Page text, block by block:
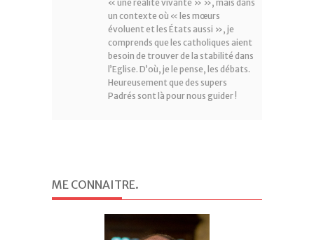
« une réalité vivante » », mais dans
un contexte où « les mœurs
évoluent et les États aussi », je
comprends que les catholiques aient
besoin de trouver de la stabilité dans
l’Eglise. D’où, je le pense, les débats.
Heureusement que des supers
Padrés sont là pour nous guider !
ME CONNAITRE.